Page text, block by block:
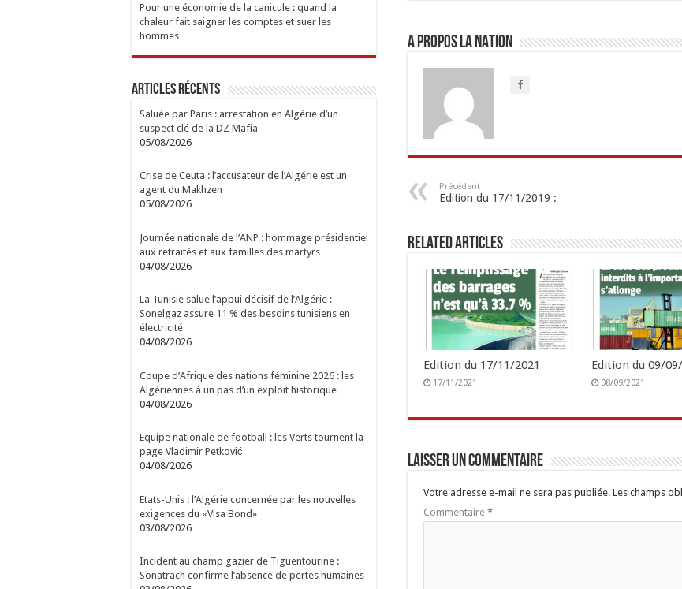
A propos LA NATION
Précédent
Edition du 17/11/2019 :
Related Articles
Edition du 17/11/2021
17/11/2021
Edition du 09/
08/09/2021
Laisser un commentaire
Votre adresse e-mail ne sera pas publiée. Les champs
Commentaire *
Pour une économie de la canicule : quand la
chaleur fait saigner les comptes et suer les
hommes
Articles Récents
Saluée par Paris : arrestation en Algérie d’un
suspect clé de la DZ Mafia
05/08/2026
Crise de Ceuta : l’accusateur de l’Algérie est un
agent du Makhzen
05/08/2026
Journée nationale de l’ANP : hommage présidentiel
aux retraités et aux familles des martyrs
04/08/2026
La Tunisie salue l’appui décisif de l’Algérie :
Sonelgaz assure 11 % des besoins tunisiens en
électricité
04/08/2026
Coupe d’Afrique des nations féminine 2026 : les
Algériennes à un pas d’un exploit historique
04/08/2026
Equipe nationale de football : les Verts tournent la
page Vladimir Petković
04/08/2026
Etats-Unis : l’Algérie concernée par les nouvelles
exigences du «Visa Bond»
03/08/2026
Incident au champ gazier de Tiguentourine :
Sonatrach confirme l’absence de pertes humaines